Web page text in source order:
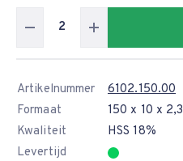
Artikelnummer
6102.150.00
Formaat
150 x 10 x 2,3
Kwaliteit
HSS 18%
Levertijd